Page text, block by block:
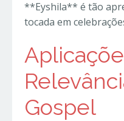
**Eyshila** é tão
tocada em
Gospel